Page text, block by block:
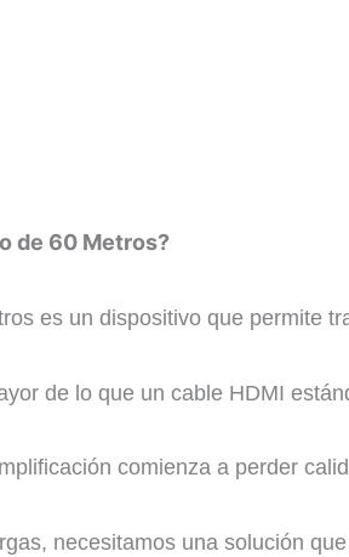
de 60 Metros?
es un dispositivo que permite
de lo que un cable HDMI
comienza a perder
necesitamos una solución